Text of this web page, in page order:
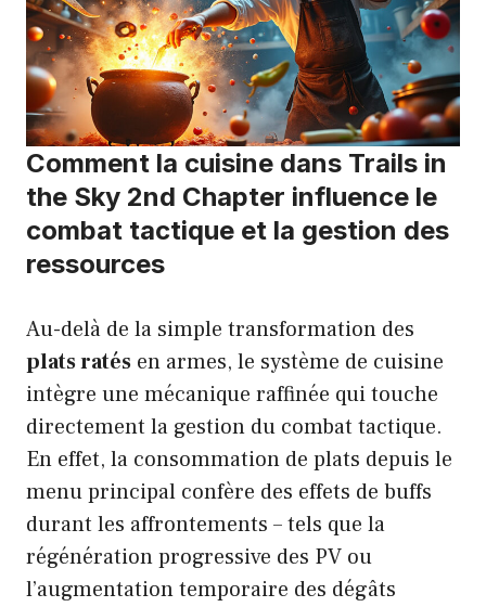
Comment la cuisine dans Trails in
the Sky 2nd Chapter influence le
combat tactique et la gestion des
ressources
Au-delà de la simple transformation des
plats ratés en armes, le système de cuisine
intègre une mécanique raffinée qui touche
directement la gestion du combat tactique.
En effet, la consommation de plats depuis le
menu principal confère des effets de buffs
durant les affrontements – tels que la
régénération progressive des PV ou
l’augmentation temporaire des dégâts